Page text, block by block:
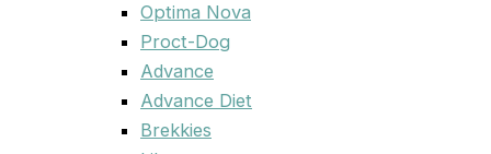
Optima Nova
Proct-Dog
Advance
Advance Diet
Brekkies